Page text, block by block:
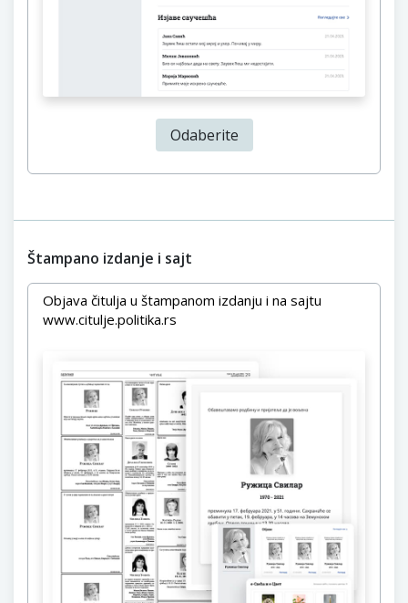
Odaberite
Štampano izdanje i sajt
Objava čitulja u štampanom izdanju i na sajtu
www.citulje.politika.rs